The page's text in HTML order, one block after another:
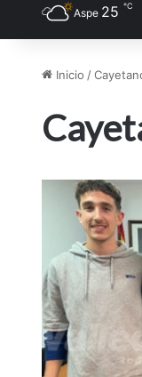
Aspe 25 ℃
Inicio /